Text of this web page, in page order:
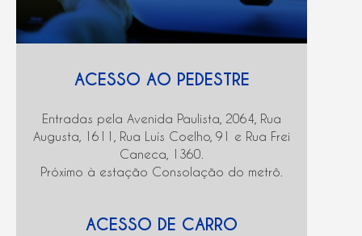
ACESSO AO PEDESTRE
Entradas pela Avenida Paulista, 2064, Rua
Augusta, 1611, Rua Luís Coelho, 91 e Rua Frei
Caneca, 1360.
Próximo à estação Consolação do metrô.
ACESSO DE CARRO